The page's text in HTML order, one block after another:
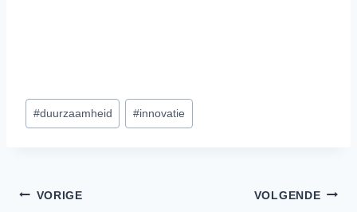
Bericht
tags:
#duurzaamheid #innovatie
Bericht
VORIGE VOLGENDE